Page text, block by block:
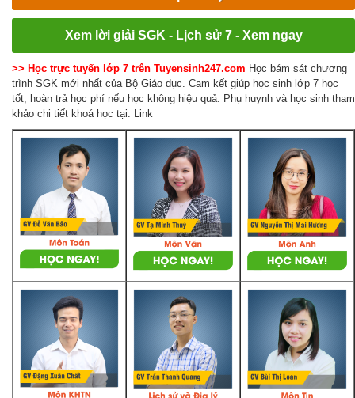
Xem lời giải SGK - Lịch sử 7 - Xem ngay
>> Học trực tuyến lớp 7 trên Tuyensinh247.com Học bám sát chương
trình SGK mới nhất của Bộ Giáo dục. Cam kết giúp học sinh lớp 7 học
tốt, hoàn trả học phí nếu học không hiệu quả. Phụ huynh và học sinh tham
khảo chi tiết khoá học tại: Link